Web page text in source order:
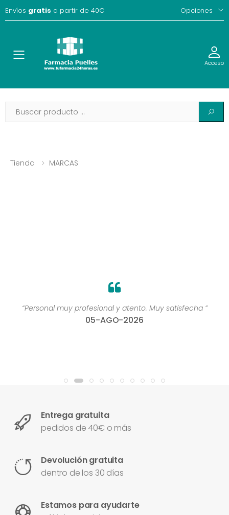
Envíos gratis a partir de 40€ Opciones
Toggle Acceso
Tienda MARCAS
“Personal muy profesional y atento. Muy satisfecha ”
05-AGO-2026
Entrega gratuita
pedidos de 40€ o más
Devolución gratuita
dentro de los 30 días
Estamos para ayudarte